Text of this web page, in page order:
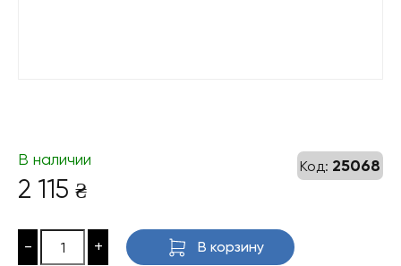
Код: 25068
В наличии
2 115 ₴
- + В корзину